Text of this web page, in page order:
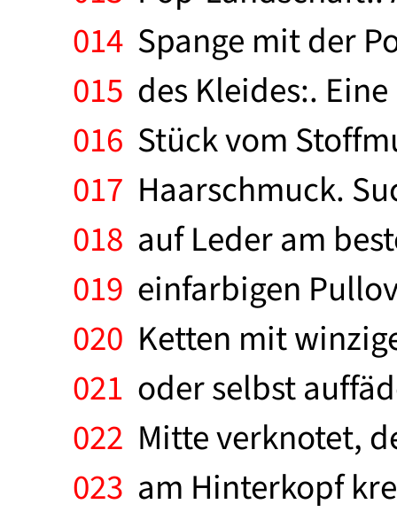
014 Spange mit der
015 des Kleides:.
016 Stück vom
017 Haarschmuck.
018 auf Leder am
019 einfarbigen
020 Ketten mit
021 oder selbst
022 Mitte verknotet,
023 am Hinterkopf